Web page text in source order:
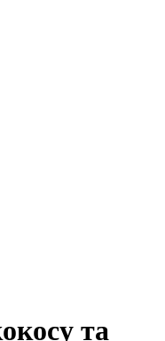
та